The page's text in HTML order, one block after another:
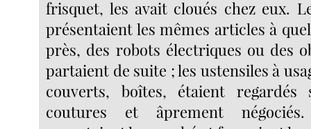
frisquet, les avait cloués chez eux.
présentaient les mêmes articles à
près, des robots électriques ou des
partaient de suite ; les ustensiles à
couverts, boîtes, étaient regardés
coutures et âprement